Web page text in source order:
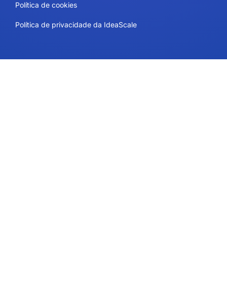
Política de cookies
Política de privacidade da IdeaScale